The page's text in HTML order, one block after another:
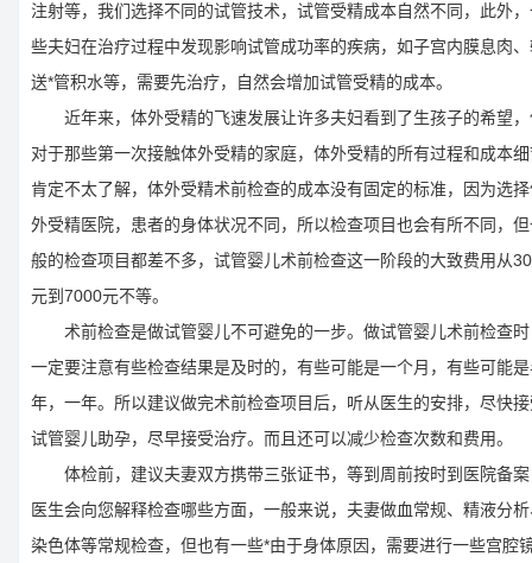
注射等，我们选择不同的试管技术，试管受精成本自然不同，此外
些夫妇在治疗过程中发现影响试管成功率的疾病，如子宫内膜息肉
送*管积水等，需要先治疗，自然会增加试管受精的成本。
近年来，体外受精的飞速发展让许多夫妇看到了生孩子的希望，
对于那些第一次接触体外受精的家庭，体外受精的所有过程和成本
肯定不太了解，体外受精术前检查的成本没有固定的标准，因为选
外受精医院，患者的身体状况不同，所以检查项目也会有所不同，
般的检查项目都差不多，试管婴儿术前检查这一阶段的大致费用从
元到7000元不等。
术前检查是做试管婴儿不可避免的一步。做试管婴儿术前检查时
一定要注意有些检查结果是及时的，有些可能是一个月，有些可能
年，一年。所以建议做完术前检查项目后，听从医生的安排，尽快
试管婴儿助孕，尽早接受治疗。而且还可以减少检查次数和费用。
体检前，建议夫妻双方携带三张证书，等到周前按时到医院备案
医生会向您解释检查哪些方面，一般来说，夫妻做血常规、精液分
染色体等常规检查，但也有一些*由于身体原因，需要进行一些宫腔